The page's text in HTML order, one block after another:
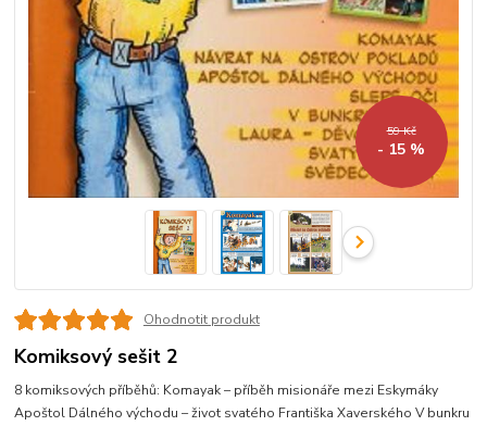
59 Kč
- 15 %
Ohodnotit produkt
Komiksový sešit 2
8 komiksových příběhů: Komayak – příběh misionáře mezi Eskymáky
Apoštol Dálného východu – život svatého Františka Xaverského V bunkru